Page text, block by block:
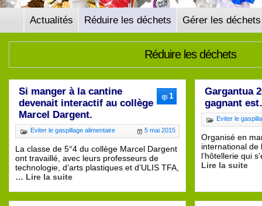
Actualités Réduire les déchets Gérer les déchets
Réduire les déchets
1
Si manger à la cantine
devenait interactif au collège
Marcel Dargent.
5 mai 2015
Eviter le gaspillage alimentaire
La classe de 5°4 du collège Marcel Dargent
ont travaillé, avec leurs professeurs de
technologie, d’arts plastiques et d’ULIS TFA,
… Lire la suite
Gargantua
gagnant
Eviter le
Organisé en
international de
l’hôtellerie qui
Lire la suite